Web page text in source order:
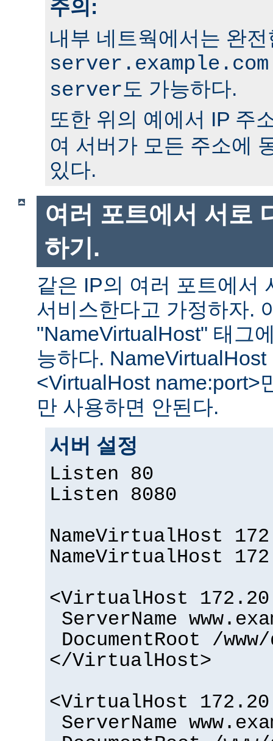
주의:
내부 네트웍에서는 완
server.example.com
server 도 가능하다.
또한 위의 예에서 IP 주
여 서버가 모든 주소에
있다.
여러 포트에서 서로
하기.
같은 IP의 여러 포트에서
서비스한다고 가정하자.
"NameVirtualHost" 태그
능하다.
<VirtualHost name:port>
만 사용하면 안된다.
서버 설정
Listen 80
Listen 8080
NameVirtualHost
NameVirtualHost
<VirtualHost
ServerName
DocumentRoot /
</VirtualHost>
<VirtualHost
ServerName